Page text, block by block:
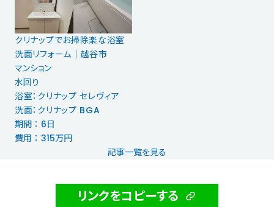
クリナップでお掃除楽な浴室
洗面リフォーム│越谷市
マンション
水回り
浴室：クリナップ セレヴィア
洗面：クリナップ BGA
期間 ： 6日
費用 ： 315万円
記事一覧を見る
リンクをコピーする